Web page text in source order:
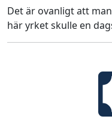
Det är ovanligt att
här yrket skulle en